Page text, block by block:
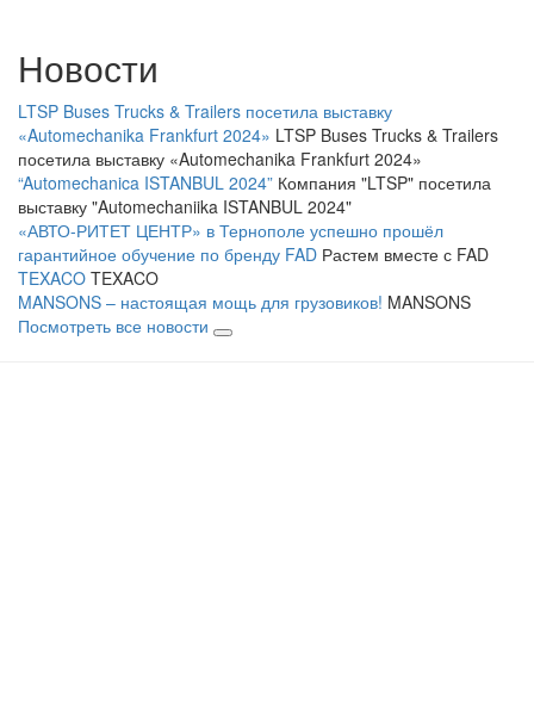
Новости
LTSP Buses Trucks & Trailers посетила выставку
«Automechanika Frankfurt 2024» LTSP Buses Trucks & Trailers
посетила выставку «Automechanika Frankfurt 2024»
“Automechanica ISTANBUL 2024” Компания "LTSP" посетила
выставку "Automechaniika ISTANBUL 2024"
«АВТО-РИТЕТ ЦЕНТР» в Тернополе успешно прошёл
гарантийное обучение по бренду FAD Растем вместе с FAD
TEXACO TEXACO
MANSONS – настоящая мощь для грузовиков! MANSONS
Посмотреть все новости